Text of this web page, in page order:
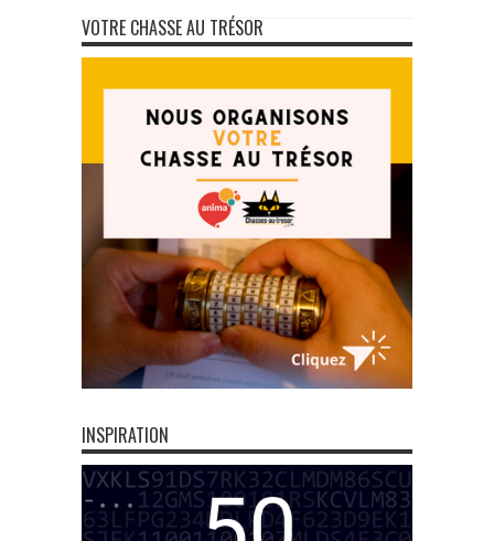
VOTRE CHASSE AU TRÉSOR
INSPIRATION